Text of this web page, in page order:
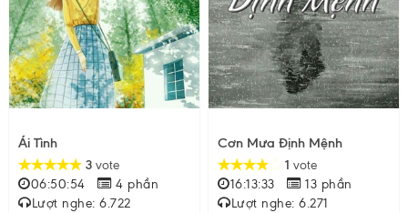
Ái Tình
3 vote
06:50:54
4 phần
Lượt nghe: 6.722
Cơn Mưa Định Mệnh
1 vote
16:13:33
13 phần
Lượt nghe: 6.271